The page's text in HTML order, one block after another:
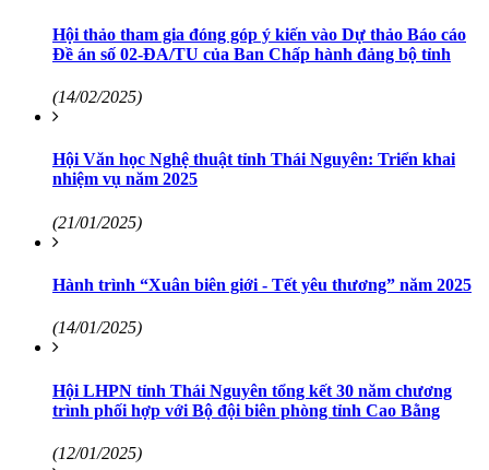
Hội thảo tham gia đóng góp ý kiến vào Dự thảo Báo cáo
Đề án số 02-ĐA/TU của Ban Chấp hành đảng bộ tỉnh
(14/02/2025)
Hội Văn học Nghệ thuật tỉnh Thái Nguyên: Triển khai
nhiệm vụ năm 2025
(21/01/2025)
Hành trình “Xuân biên giới - Tết yêu thương” năm 2025
(14/01/2025)
Hội LHPN tỉnh Thái Nguyên tổng kết 30 năm chương
trình phối hợp với Bộ đội biên phòng tỉnh Cao Bằng
(12/01/2025)